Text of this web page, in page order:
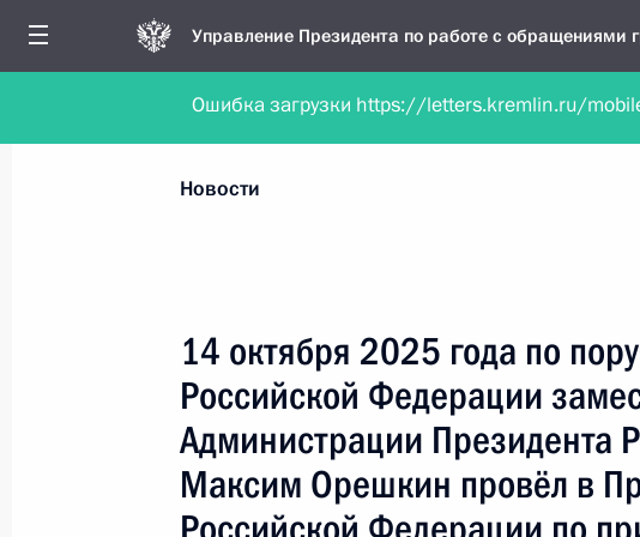
Управление Президента по работе с обращениями
Обратиться в форме электронного документа
Все новости
Все руководители, регионы, города и темы
Новости
14 октября 2025 года по
Российской Федерации
Администрации Президента
Максим Орешкин провёл в
Ошибка загрузки https://letters.kremlin.ru/